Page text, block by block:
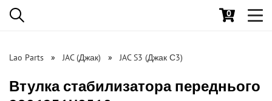
0
Lao Parts JAC (Джак) JAC S3 (Джак С3)
Втулка стабилизатора переднього